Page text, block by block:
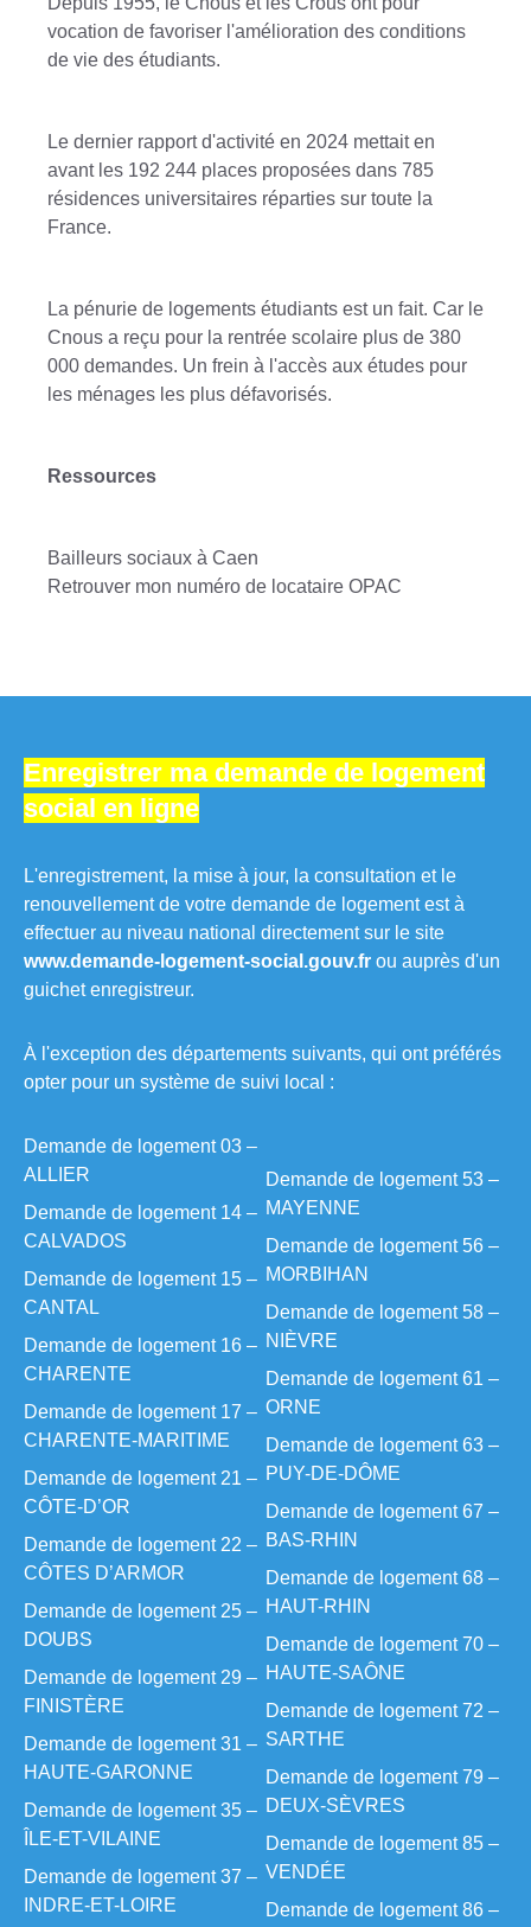
vocation de favoriser l'amélioration des conditions
de vie des étudiants.
Le dernier rapport d'activité en 2024 mettait en
avant les 192 244 places proposées dans 785
résidences universitaires réparties sur toute la
France.
La pénurie de logements étudiants est un fait. Car le
Cnous a reçu pour la rentrée scolaire plus de 380
000 demandes. Un frein à l'accès aux études pour
les ménages les plus défavorisés.
Ressources
Bailleurs sociaux à Caen
Retrouver mon numéro de locataire OPAC
Enregistrer ma demande de logement
social en ligne
L'enregistrement, la mise à jour, la consultation et le
renouvellement de votre demande de logement est à
effectuer au niveau national directement sur le site
www.demande-logement-social.gouv.fr ou auprès d'un
guichet enregistreur.
À l'exception des départements suivants, qui ont préférés
opter pour un système de suivi local :
Demande de logement 03 –
ALLIER
Demande de logement 14 –
CALVADOS
Demande de logement 15 –
CANTAL
Demande de logement 16 –
CHARENTE
Demande de logement 17 –
CHARENTE-MARITIME
Demande de logement 21 –
CÔTE-D’OR
Demande de logement 22 –
CÔTES D’ARMOR
Demande de logement 25 –
DOUBS
Demande de logement 29 –
FINISTÈRE
Demande de logement 31 –
HAUTE-GARONNE
Demande de logement 35 –
ÎLE-ET-VILAINE
Demande de logement 37 –
INDRE-ET-LOIRE
Demande de logement 53 –
MAYENNE
Demande de logement 56 –
MORBIHAN
Demande de logement 58 –
NIÈVRE
Demande de logement 61 –
ORNE
Demande de logement 63 –
PUY-DE-DÔME
Demande de logement 67 –
BAS-RHIN
Demande de logement 68 –
HAUT-RHIN
Demande de logement 70 –
HAUTE-SAÔNE
Demande de logement 72 –
SARTHE
Demande de logement 79 –
DEUX-SÈVRES
Demande de logement 85 –
VENDÉE
Demande de logement 86 –